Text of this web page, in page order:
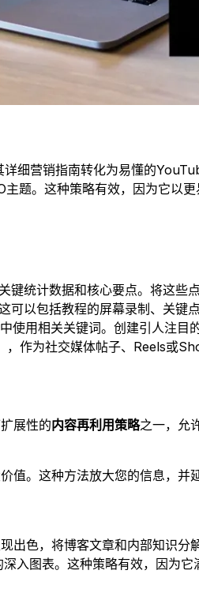
细营销指南转化为易懂的
题。这种策略有效，因为它以
统计数据和核心要点。将这些
可以包括教程的屏幕录制、关键
用相关关键词。创建引人注目
作为社交媒体帖子、Reels或
展性的内容再利用策略之一，允
。这种方法放大您的信息，并
色，将博客文章和内部知识
图表。这种策略有效，因为它